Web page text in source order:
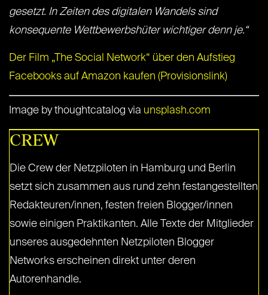
gesetzt. In Zeiten des digitalen Wandels sind
konsequente Wettbewerbshüter wichtiger denn je.“
Der Film „The Social Network“ über den Aufstieg
Facebooks auf Amazon kaufen (Provisionslink)
Image by thoughtcatalog via unsplash.com
CREW
Die Crew der Netzpiloten in Hamburg und Berlin
setzt sich zusammen aus rund zehn festangestellten
Redakteuren/innen, festen freien Blogger/innen
sowie einigen Praktikanten. Alle Texte der Mitglieder
unseres ausgedehnten Netzpiloten Blogger
Networks erscheinen direkt unter deren
Autorenhandle.